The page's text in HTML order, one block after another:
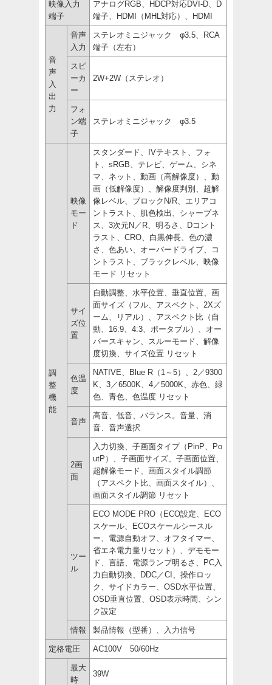
映像入力
端子
アナログRGB、HDCP対応DVI-D、D
端子、HDMI（MHL対応）、HDMI
音
声
入
出
力
音声
入力
ステレオミニジャック φ3.5、RCA
端子（左右）
スピ
ーカ
ー
2W+2W（ステレオ）
フォ
ン端
子
ステレオミニジャック φ3.5
調
整
機
能
映像
モー
ド
スタンダード、IVテキスト、フォ
ト、sRGB、テレビ、ゲーム、シネ
マ、ネット、動画（高解像度）、動
画（低解像度）、解像度判別、超解
像レベル、ブロックN/R、エリアコ
ントラスト、肌色検出、シャープネ
ス、3次元N／R、明るさ、Dコント
ラスト、CRO、白黒伸長、色の濃
さ、色あい、オーバードライブ、コ
ントラスト、ブラックレベル、映像
モード リセット
サイ
ズ位
置
自動調整、水平位置、垂直位置、画
面サイズ（フル、アスペクト、2Xズ
ーム、リアル）、アスペクト比（自
動、16:9、4:3、ポータブル）、オー
バースキャン、スルーモード、解像
度切換、サイズ位置 リセット
色温
度
NATIVE、Blue R（1～5）、2／9300
K、3／6500K、4／5000K、赤色、緑
色、青色、色温度 リセット
音声
高音、低音、バランス。音量、消
音、音声選択
2画
面
入力切換、子画面タイプ（PinP、Po
utP）、子画面サイズ、子画面位置、
超解像モード、画面スタイル調節
（アスペクト比、画面スタイル）、
画面スタイル調節 リセット
ツー
ル
ECO MODE PRO（ECO設定、ECO
スケール、ECOスケールシースル
ー、電源自動オフ、オフタイマー、
省エネ電力量リセット）、デモモー
ド、言語、電源ランプ明るさ、PC入
力自動切換、DDC／CI、操作ロッ
ク、サイドカラー、OSD水平位置、
OSD垂直位置、OSD表示時間、シン
ク設定
情報 製品情報（型番）、入力信号
定格電圧 AC100V 50/60Hz
最大
時
39W